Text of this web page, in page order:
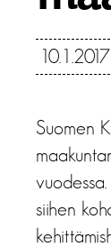
10.1.2017
Suomen
siihen